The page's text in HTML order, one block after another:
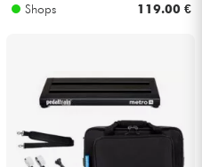
Shops
119.00 €